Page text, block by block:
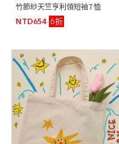
竹節紗天竺亨利領短袖T恤
NTD654
6折